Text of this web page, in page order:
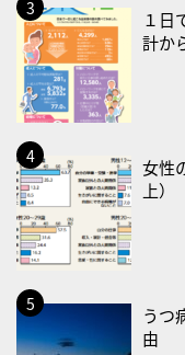
・世界人道デー
・食育の日
2026/08/21(金)
・治療アプリの日
・献血の日
2026/08/22(土)
・禁煙の日
2026/08/23(日)
・不眠の日
・乳酸菌の日
１日
計か
女性
上）
うつ
由